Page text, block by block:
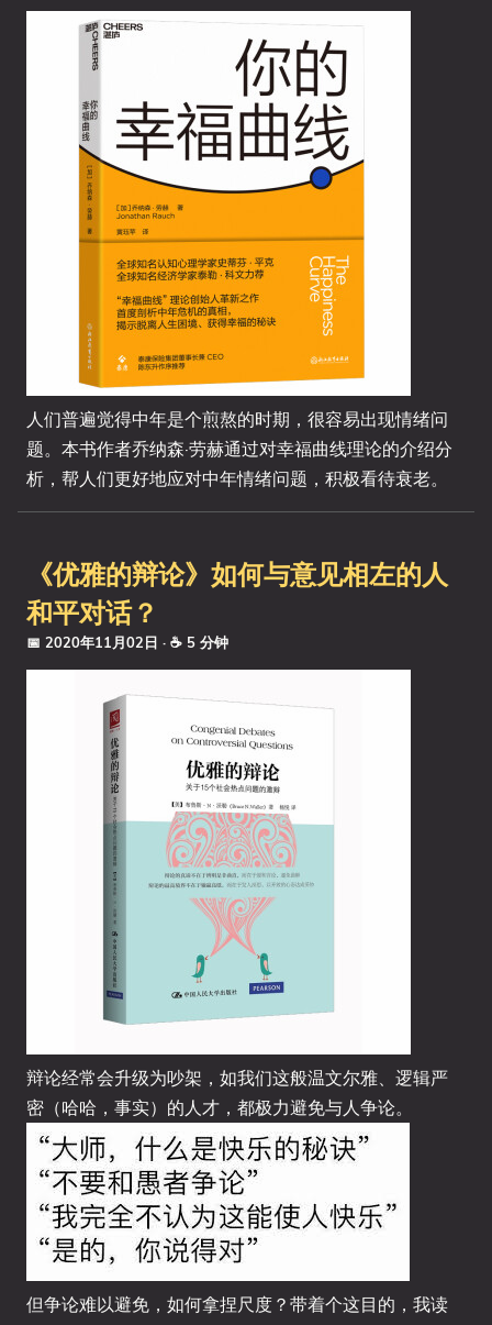
人们普遍觉得中年是个煎熬的时期，很容易出现情绪问
题。本书作者乔纳森·劳赫通过对幸福曲线理论的介绍分
析，帮人们更好地应对中年情绪问题，积极看待衰老。
《优雅的辩论》如何与意见相左的人
和平对话？
📅 2020年11月02日 · ☕ 5 分钟
辩论经常会升级为吵架，如我们这般温文尔雅、逻辑严
密（哈哈，事实）的人才，都极力避免与人争论。
但争论难以避免，如何拿捏尺度？带着个这目的，我读